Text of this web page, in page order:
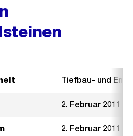
Tiefbau- und
2. Februar 2011
2. Februar 2011